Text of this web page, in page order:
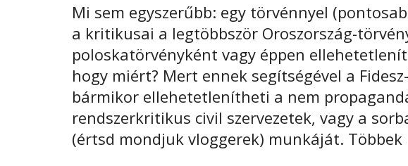
Mi sem egyszerűbb: egy törvénnyel
a kritikusai a legtöbbször Oroszország-
poloskatörvényként vagy éppen
hogy miért? Mert ennek segítségével a
bármikor ellehetetlenítheti a nem
rendszerkritikus civil szervezetek, vagy a
(értsd mondjuk vloggerek) munkáját.